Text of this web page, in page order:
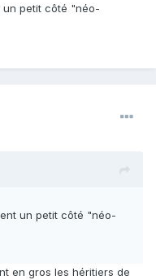
un petit côté "néo-
un petit côté "néo-
en gros les héritiers de